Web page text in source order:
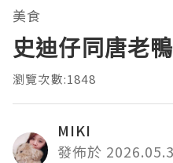
美食
史迪仔同唐老
瀏覽次數:1848
MIKI
發佈於